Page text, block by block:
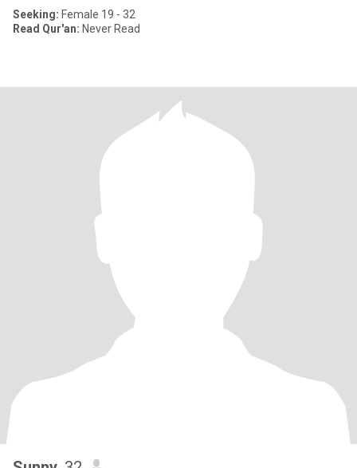
Seeking: Female 19 - 32
Read Qur'an: Never Read